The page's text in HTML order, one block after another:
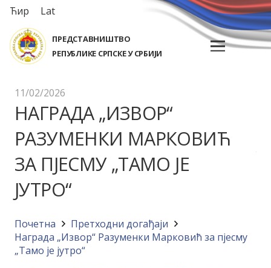
Ћир Lat
ПРЕДСТАВНИШТВО
РЕПУБЛИКЕ СРПСКЕ У СРБИЈИ
11/02/2026
НАГРАДА „ИЗВОР“
РАЗУМЕНКИ МАРКОВИЋ
ЗА ПЈЕСМУ „ТАМО ЈЕ
ЈУТРО“
Почетна
Претходни догађаји
Награда „Извор“ Разуменки Марковић за пјесму
„Тамо је јутро“